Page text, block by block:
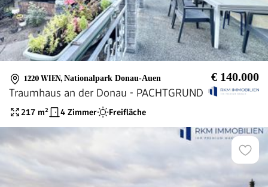
1220 WIEN, Nationalpark Donau-Auen € 140.000
Traumhaus an der Donau - PACHTGRUND
217 m² 4 Zimmer Freifläche